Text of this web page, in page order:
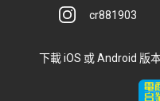
cr881903
下載 iOS 或 Android 版